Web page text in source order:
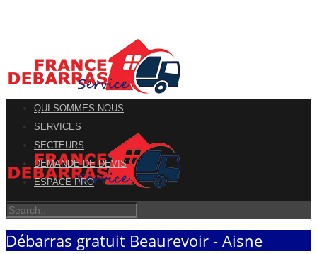
QUI SOMMES-NOUS
SERVICES
SECTEURS
DEMANDE DE DEVIS
ESPACE PRO
Débarras gratuit Beaurevoir - Aisne